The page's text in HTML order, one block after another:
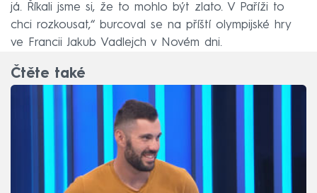
já. Říkali jsme si, že to mohlo být zlato. V Paříži to
chci rozkousat,“ burcoval se na příští olympijské hry
ve Francii Jakub Vadlejch v Novém dni.
Čtěte také